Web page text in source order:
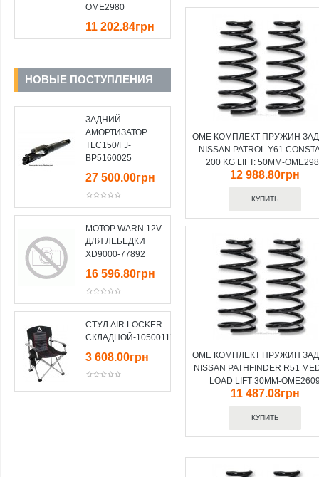
OME2980
11 202.84грн
НОВЫЕ ПОСТУПЛЕНИЯ
ЗАДНИЙ
АМОРТИЗАТОР
TLC150/FJ-
BP5160025
27 500.00грн
МОТОР WARN 12V
ДЛЯ ЛЕБЕДКИ
XD9000-77892
16 596.80грн
СТУЛ AIR LOCKER
СКЛАДНОЙ-10500111
3 608.00грн
OME КОМПЛЕКТ ПРУЖИН
NISSAN PATROL Y61
200 KG LIFT: 50MM-
12 988.80грн
OME КОМПЛЕКТ ПРУЖИН
NISSAN PATHFINDER R51
LOAD LIFT 30MM-
11 487.08грн